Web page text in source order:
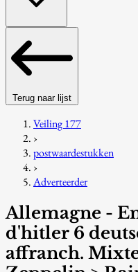
Terug naar lijst
Veiling 177
›
postwaardestukken
›
Adverteerder
Allemagne -
d'hitler 6
affranch.